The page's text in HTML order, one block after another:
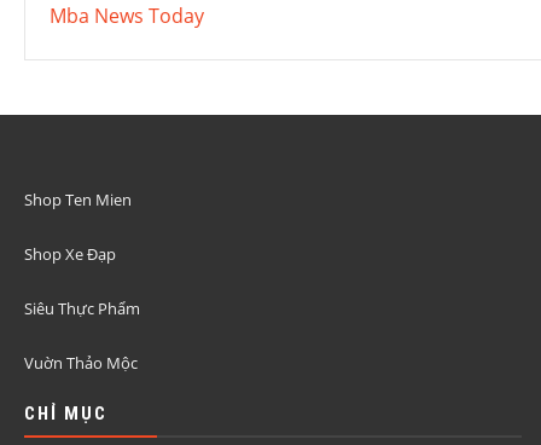
Mba News Today
Shop Ten Mien
Shop Xe Đạp
Siêu Thực Phẩm
Vuờn Thảo Mộc
CHỈ MỤC